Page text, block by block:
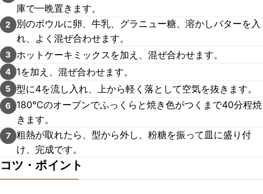
庫で一晩置きます。
2
別のボウルに卵、牛乳、グラニュー糖、溶かしバターを入
れ、よく混ぜ合わせます。
3 ホットケーキミックスを加え、混ぜ合わせます。
4 1を加え、混ぜ合わせます。
5 型に4を流し入れ、上から軽く落として空気を抜きます。
6
180℃のオーブンでふっくらと焼き色がつくまで40分程焼
きます。
7 粗熱が取れたら、型から外し、粉糖を振って皿に盛り付
け、完成です。
コツ・ポイント